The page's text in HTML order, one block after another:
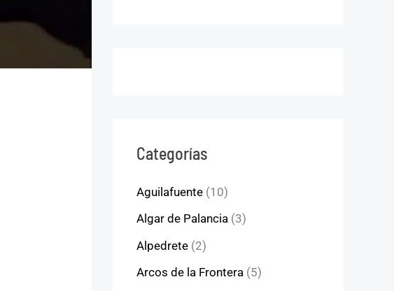
Categorías
Aguilafuente (10)
Algar de Palancia (3)
Alpedrete (2)
Arcos de la Frontera (5)